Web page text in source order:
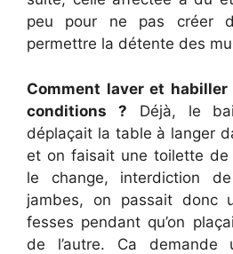
peu pour ne pas créer
permettre la détente des
Comment laver et
conditions ? Déjà, le
déplaçait la table à langer
et on faisait une toilette
le change, interdiction
jambes, on passait donc
fesses pendant qu’on
de l’autre. Ca